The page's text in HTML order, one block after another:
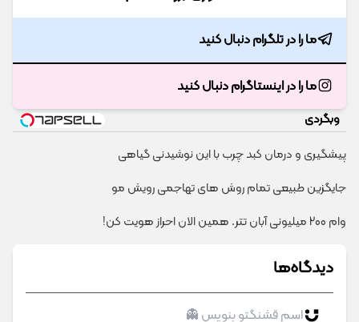
ما را در تلگرام دنبال کنید
ما را در اینستاگرام دنبال کنید
وبگردی
پیشگیری و درمان کبد چرب با این نوشیدنی گیاهی
جایگزین طبیعی تمام روش های تهاجمی رویش مو
وام 200 میلیونی آبان تتر. همین الان احراز هویت کن!
دیدگاه‌ها